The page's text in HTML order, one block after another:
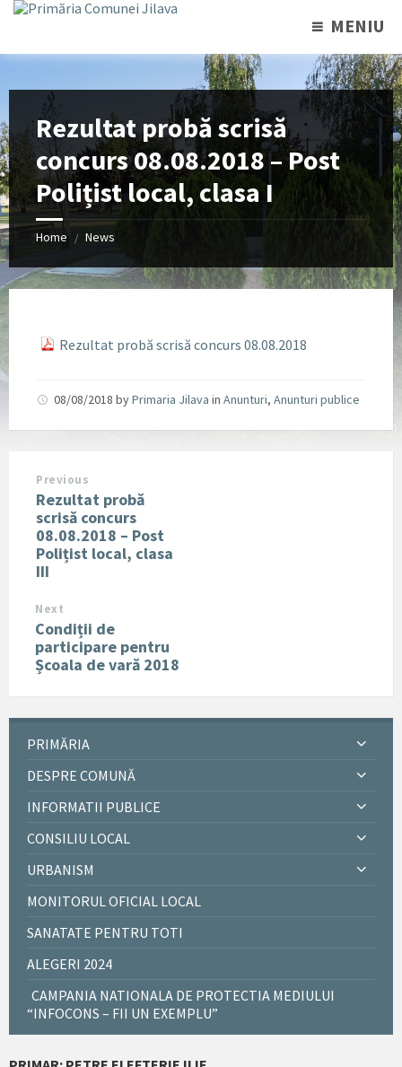
MENIU
Rezultat probă scrisă
concurs 08.08.2018 – Post
Polițist local, clasa I
Home / News
Rezultat probă scrisă concurs 08.08.2018
08/08/2018 byPrimaria Jilava in Anunturi, Anunturi publice
Previous
Rezultat probă
scrisă concurs
08.08.2018 – Post
Polițist local, clasa
III
Next
Condiții de
participare pentru
Școala de vară 2018
PRIMĂRIA
DESPRE COMUNĂ
INFORMATII PUBLICE
CONSILIU LOCAL
URBANISM
MONITORUL OFICIAL LOCAL
SANATATE PENTRU TOTI
ALEGERI 2024
CAMPANIA NATIONALA DE PROTECTIA MEDIULUI
“INFOCONS – FII UN EXEMPLU”